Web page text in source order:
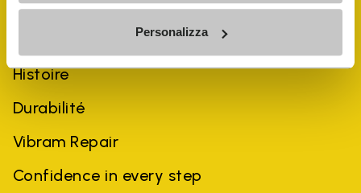
Personalizza
Histoire
Durabilité
Vibram Repair
Confidence in every step